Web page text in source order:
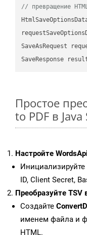
// превращение
SaveAsRequest
Простое
to PDF в Java
Настройте
Инициализируйте
ID, Client Secret,
Преобразуйте TSV
Создайте
именем файла и
HTML.